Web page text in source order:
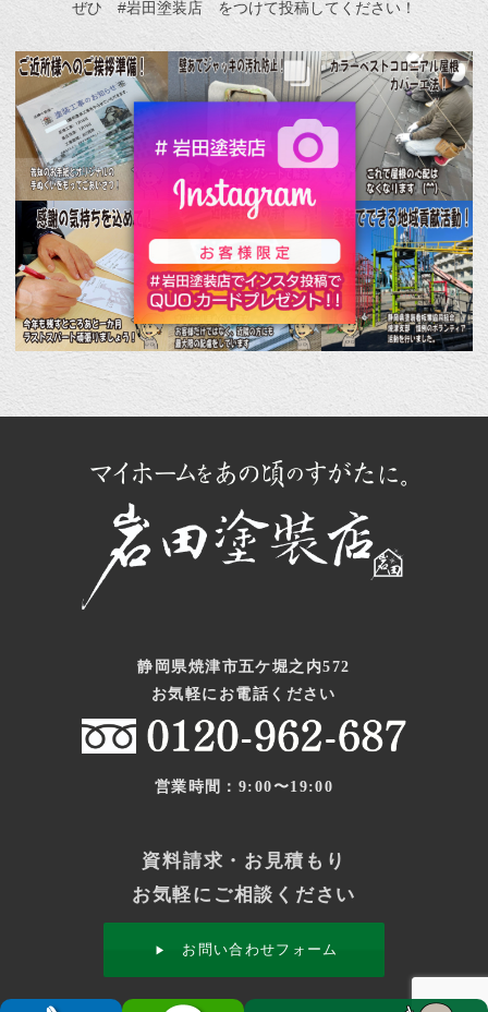
ぜひ #岩田塗装店 をつけて投稿してください！
静岡県焼津市五ケ堀之内572
お気軽にお電話ください
営業時間：9:00〜19:00
資料請求・お見積もり
お気軽にご相談ください
お問い合わせフォーム